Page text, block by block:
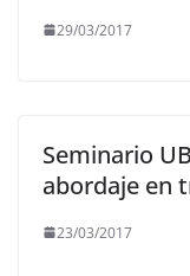
29/03/2017
Seminario
abordaje en
23/03/2017